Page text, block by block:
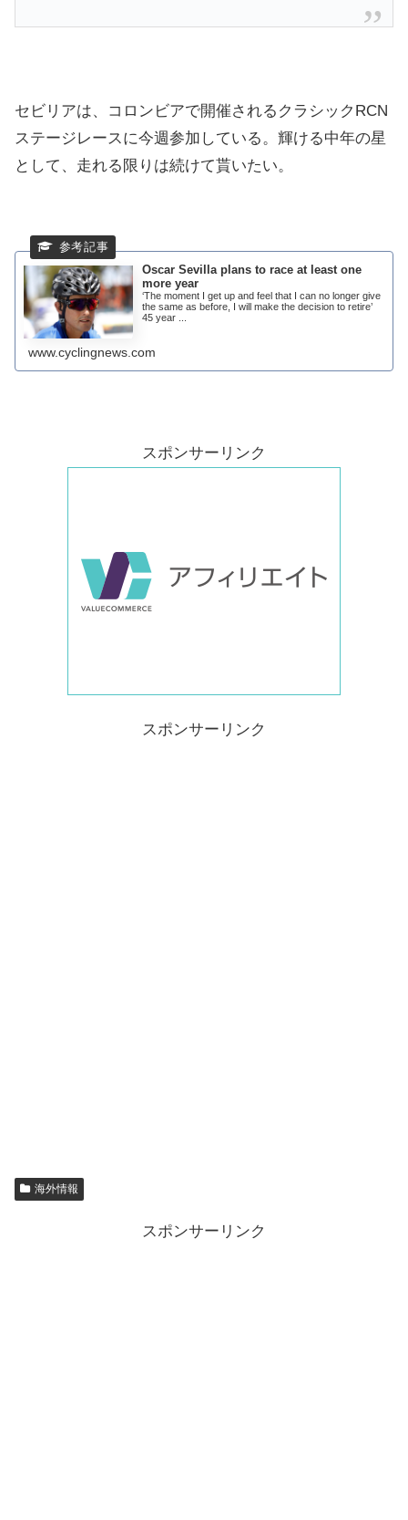
セビリアは、コロンビアで開催されるクラシックRCN
ステージレースに今週参加している。輝ける中年の星
として、走れる限りは続けて貰いたい。
Oscar Sevilla plans to race at least one
more year
‘The moment I get up and feel that I can no longer give
the same as before, I will make the decision to retire’
45 year ...
www.cyclingnews.com
スポンサーリンク
スポンサーリンク
海外情報
スポンサーリンク